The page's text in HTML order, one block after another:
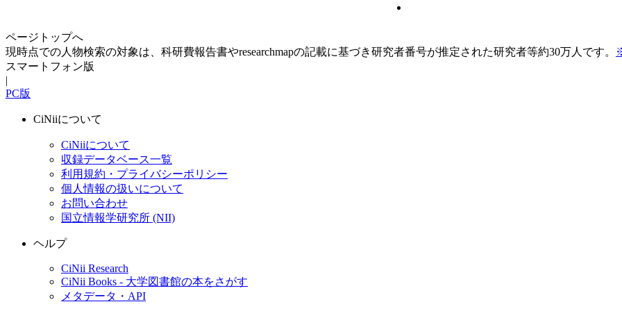
ページトップへ
現時点での人物検索の対象は、科研費報告書やresearchmapの記載に基づき研究者番号が推定された研究者等約30万人です。
スマートフォン版
|
PC版
CiNiiについて
CiNiiについて
収録データベース一覧
利用規約・プライバシーポリシー
個人情報の扱いについて
お問い合わせ
国立情報学研究所 (NII)
ヘルプ
CiNii Research
CiNii Books - 大学図書館の本をさがす
メタデータ・API